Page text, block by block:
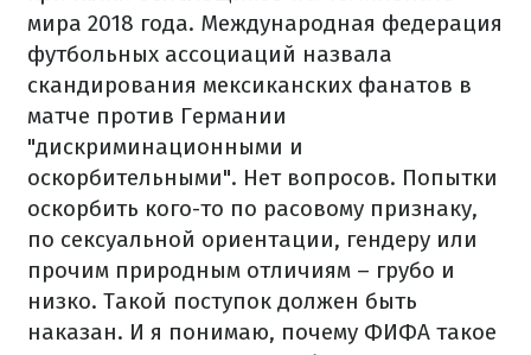
мира 2018 года. Международная федерация
футбольных ассоциаций назвала
скандирования мексиканских фанатов в
матче против Германии
"дискриминационными и
оскорбительными". Нет вопросов. Попытки
оскорбить кого-то по расовому признаку,
по сексуальной ориентации, гендеру или
прочим природным отличиям – грубо и
низко. Такой поступок должен быть
наказан. И я понимаю, почему ФИФА такое